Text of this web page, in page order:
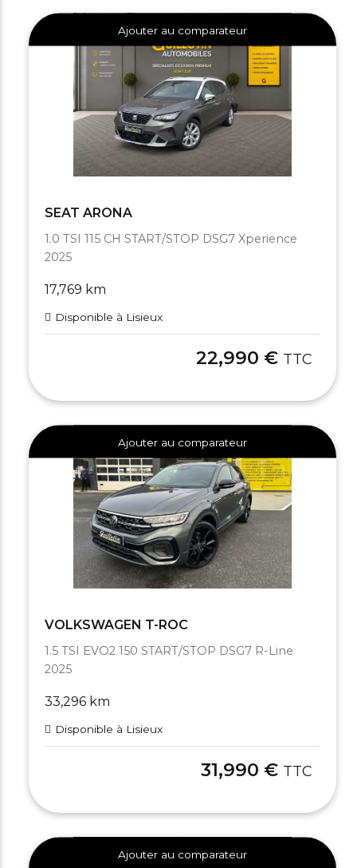
Ajouter au comparateur
SEAT ARONA
1.0 TSI 115 CH START/STOP DSG7 Xperience
2025
17,769 km
Disponible à Lisieux
22,990 € TTC
Ajouter au comparateur
VOLKSWAGEN T-ROC
1.5 TSI EVO2 150 START/STOP DSG7 R-Line
2025
33,296 km
Disponible à Lisieux
31,990 € TTC
Ajouter au comparateur